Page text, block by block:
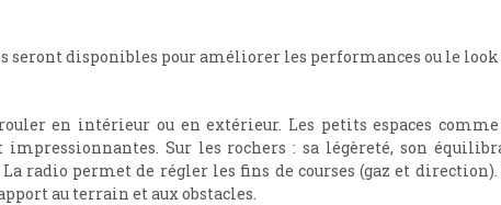
seront disponibles pour améliorer les performances ou le look
en intérieur ou en extérieur. Les petits espaces
impressionnantes. Sur les rochers : sa légèreté, son
radio permet de régler les fins de courses (gaz et
au terrain et aux obstacles.